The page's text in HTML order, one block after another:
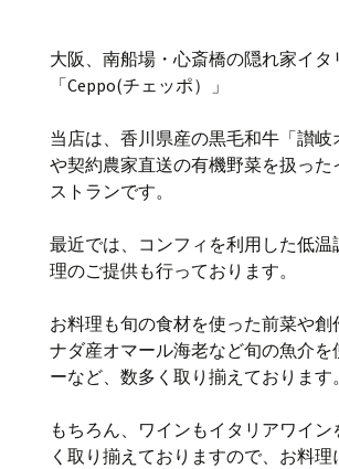
大阪、南船場・心斎橋の隠れ家イタ
「Ceppo(チェッポ）」
当店は、香川県産の黒毛和牛「讃岐
や契約農家直送の有機野菜を扱った
ストランです。
最近では、コンフィを利用した低温
理のご提供も行っております。
お料理も旬の食材を使った前菜や創
ナダ産オマール海老など旬の魚介を
ーなど、数多く取り揃えております。
もちろん、ワインもイタリアワイ
く取り揃えておりますので、お料